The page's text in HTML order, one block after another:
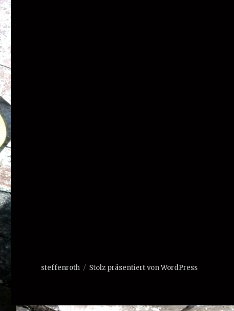
steffenroth Stolz präsentiert von WordPress